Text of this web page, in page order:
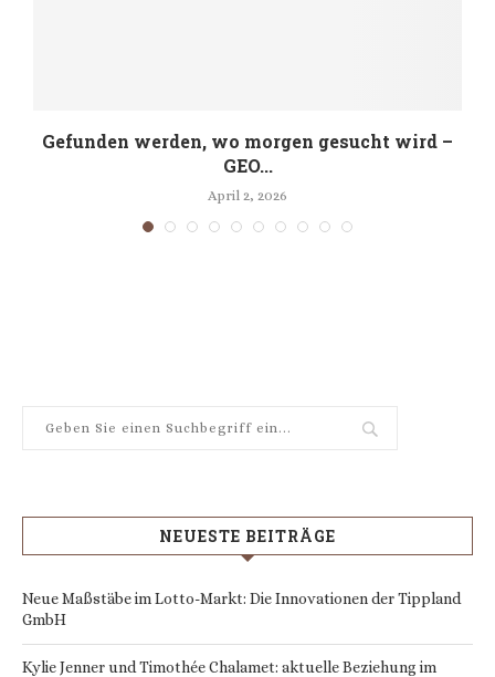
Gefunden werden, wo morgen gesucht wird –
GEO...
April 2, 2026
NEUESTE BEITRÄGE
Neue Maßstäbe im Lotto-Markt: Die Innovationen der Tippland
GmbH
Kylie Jenner und Timothée Chalamet: aktuelle Beziehung im